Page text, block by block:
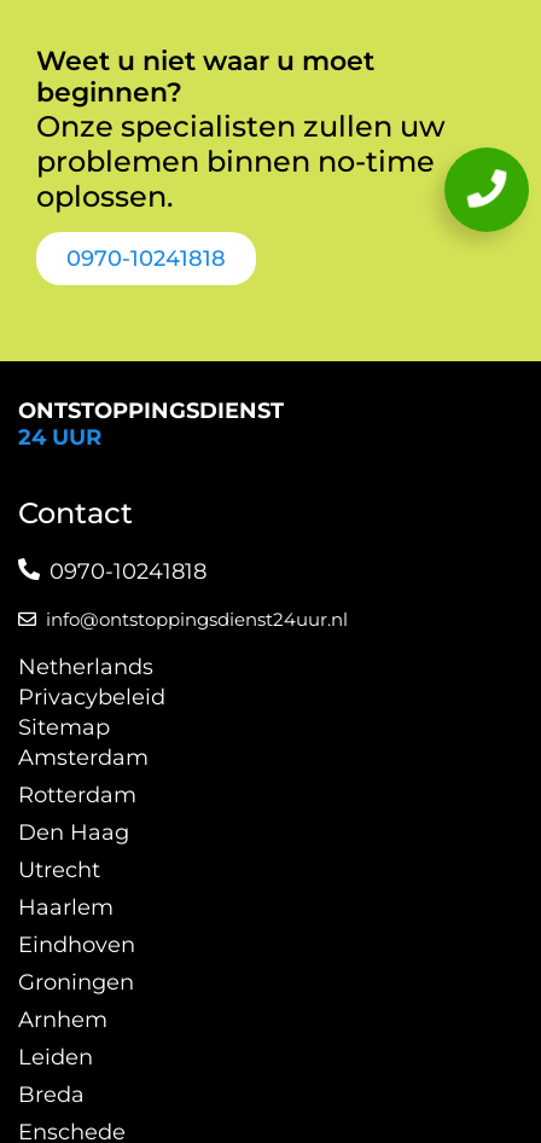
Weet u niet waar u moet
beginnen?
Onze specialisten zullen uw
problemen binnen no-time
oplossen.
0970-10241818
ONTSTOPPINGSDIENST
24 UUR
Contact
0970-10241818
info@ontstoppingsdienst24uur.nl
Netherlands
Privacybeleid
Sitemap
Amsterdam
Rotterdam
Den Haag
Utrecht
Haarlem
Eindhoven
Groningen
Arnhem
Leiden
Breda
Enschede